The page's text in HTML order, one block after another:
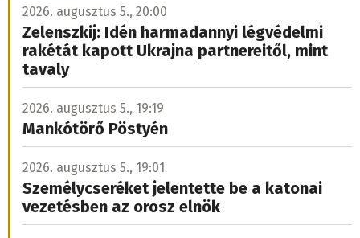
2026. augusztus 5., 20:00
Zelenszkij: Idén harmadannyi légvédelmi
rakétát kapott Ukrajna partnereitől, mint
tavaly
2026. augusztus 5., 19:19
Mankótörő Pöstyén
2026. augusztus 5., 19:01
Személycseréket jelentette be a katonai
vezetésben az orosz elnök